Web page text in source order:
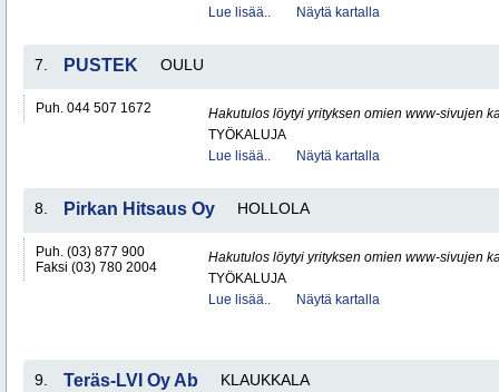
Lue lisää..
Näytä kartalla
7. PUSTEK OULU
Puh. 044 507 1672
Hakutulos löytyi yrityksen omien www-sivujen
TYÖKALUJA
Lue lisää..
Näytä kartalla
8. Pirkan Hitsaus Oy HOLLOLA
Puh. (03) 877 900
Faksi (03) 780 2004
Hakutulos löytyi yrityksen omien www-sivujen
TYÖKALUJA
Lue lisää..
Näytä kartalla
9. Teräs-LVI Oy Ab KLAUKKALA